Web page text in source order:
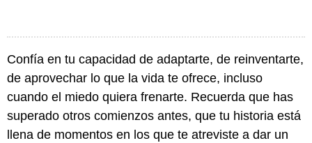
Confía en tu capacidad de adaptarte, de reinventarte,
de aprovechar lo que la vida te ofrece, incluso
cuando el miedo quiera frenarte. Recuerda que has
superado otros comienzos antes, que tu historia está
llena de momentos en los que te atreviste a dar un